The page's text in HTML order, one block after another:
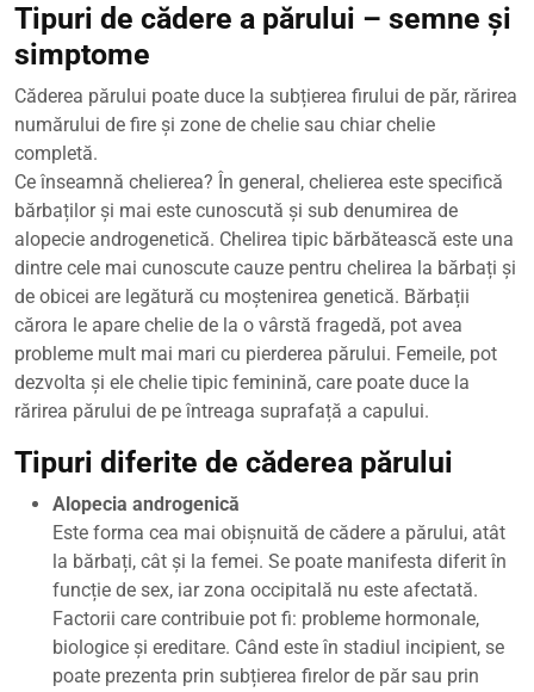
Tipuri de cădere a părului – semne și
simptome
Căderea părului poate duce la subțierea firului de păr, rărirea
numărului de fire și zone de chelie sau chiar chelie
completă.
Ce înseamnă chelierea? În general, chelierea este specifică
bărbaților și mai este cunoscută și sub denumirea de
alopecie androgenetică. Chelirea tipic bărbătească este una
dintre cele mai cunoscute cauze pentru chelirea la bărbați și
de obicei are legătură cu moștenirea genetică. Bărbații
cărora le apare chelie de la o vârstă fragedă, pot avea
probleme mult mai mari cu pierderea părului. Femeile, pot
dezvolta și ele chelie tipic feminină, care poate duce la
rărirea părului de pe întreaga suprafață a capului.
Tipuri diferite de căderea părului
Alopecia androgenică
Este forma cea mai obișnuită de cădere a părului, atât
la bărbați, cât și la femei. Se poate manifesta diferit în
funcție de sex, iar zona occipitală nu este afectată.
Factorii care contribuie pot fi: probleme hormonale,
biologice și ereditare. Când este în stadiul incipient, se
poate prezenta prin subțierea firelor de păr sau prin